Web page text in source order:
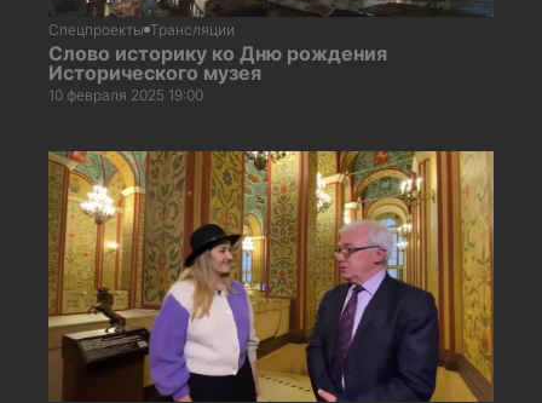
Спецпроекты Трансляции
Слово историку ко Дню рождения
Исторического музея
10 февраля 2025 19:00